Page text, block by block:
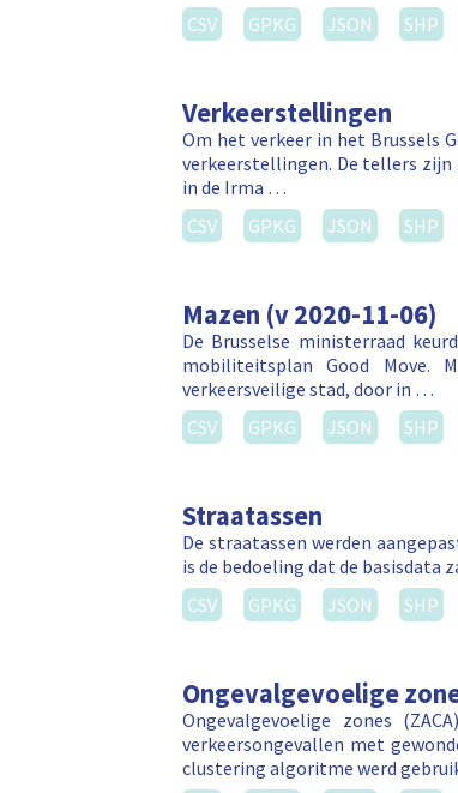
CSV
GPKG JSON SHP
Verkeerstellingen
Om het verkeer in het Brussels
verkeerstellingen. De tellers zijn
in de Irma …
CSV
GPKG JSON SHP
Mazen (v 2020-11-06)
De Brusselse ministerraad
mobiliteitsplan Good Move.
verkeersveilige stad, door in …
CSV
GPKG JSON SHP
Straatassen
De straatassen werden
is de bedoeling dat de basisdata
CSV
GPKG JSON SHP
Ongevalgevoelige
Ongevalgevoelige zones
verkeersongevallen met
clustering algoritme werd